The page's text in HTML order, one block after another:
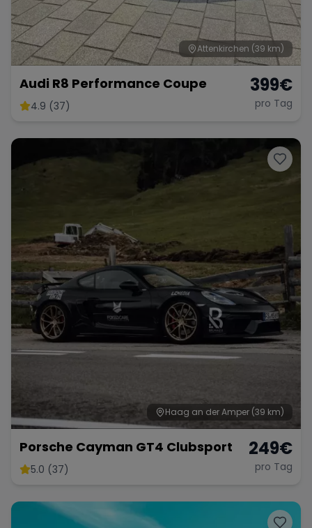
Attenkirchen (39 km)
Audi R8 Performance Coupe
4.9 (37)
399€
pro Tag
Haag an der Amper (39 km)
Porsche Cayman GT4 Clubsport
5.0 (37)
249€
pro Tag